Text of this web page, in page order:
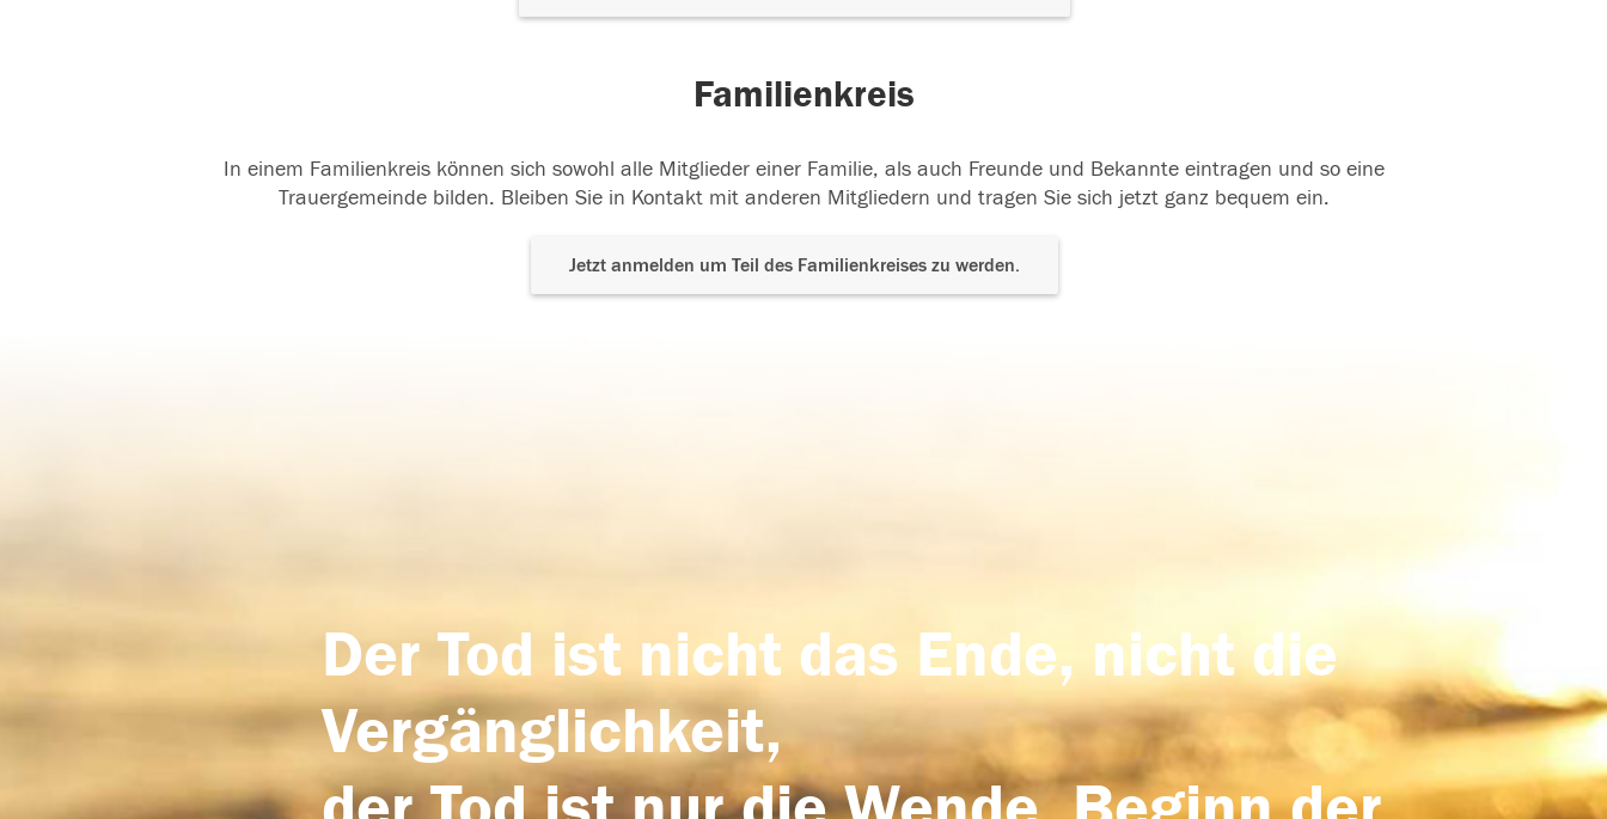
Familienkreis
In einem Familienkreis können sich sowohl alle Mitglieder einer Familie, als auch Freunde und Bekannte eintragen und so eine
Trauergemeinde bilden. Bleiben Sie in Kontakt mit anderen Mitgliedern und tragen Sie sich jetzt ganz bequem ein.
Jetzt anmelden um Teil des Familienkreises zu werden.
Der Tod ist nicht das Ende, nicht die
Vergänglichkeit,